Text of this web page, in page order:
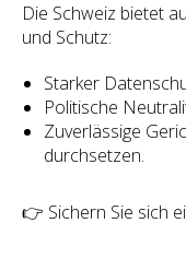
Die Schweiz bietet
und Schutz:
Starker
Politische
Zuverlässige
durchsetzen.
👉 Sichern Sie sich